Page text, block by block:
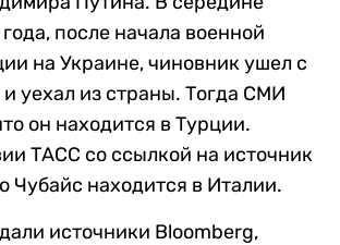
после начала военной
на Украине, чиновник ушел с
и уехал из страны. Тогда СМИ
он находится в Турции.
ТАСС со ссылкой на источник
Чубайс находится в Италии.
источники Bloomberg,